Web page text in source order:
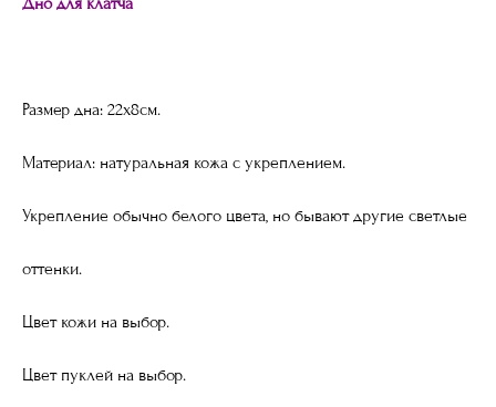
Размер дна: 22х8см.
Материал: натуральная кожа с укреплением.
Укрепление обычно белого цвета, но бывают другие светлые
оттенки.
Цвет кожи на выбор.
Цвет пуклей на выбор.